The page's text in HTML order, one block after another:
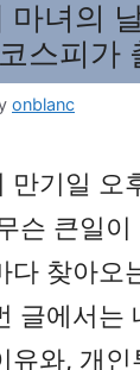
마녀의
스피가
onblanc
만기일 오
슨 큰일
다 찾아오
글에서는
유와, 개